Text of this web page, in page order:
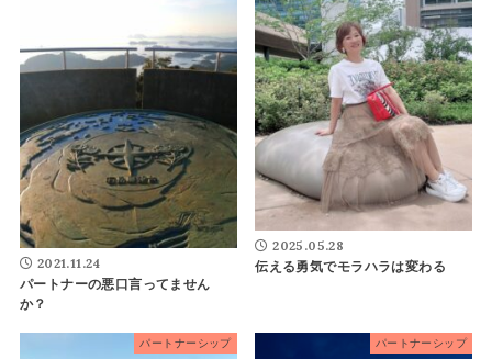
2021.11.24
パートナーの悪口言ってません
か？
2025.05.28
伝える勇気でモラハラは変わる
パートナーシップ パートナーシップ